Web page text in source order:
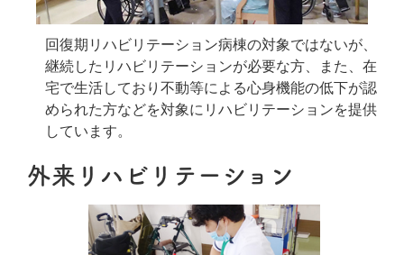
回復期リハビリテーション病棟の対象ではないが、
継続したリハビリテーションが必要な方、また、在
宅で生活しており不動等による心身機能の低下が認
められた方などを対象にリハビリテーションを提供
しています。
外来リハビリテーション